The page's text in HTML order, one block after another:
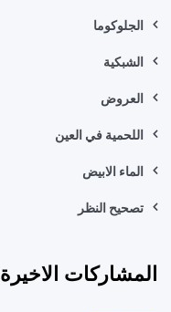
الجلوكوما
الشبكية
العروض
اللحمية في العين
الماء الابيض
تصحيح النظر
المشاركات الاخيرة